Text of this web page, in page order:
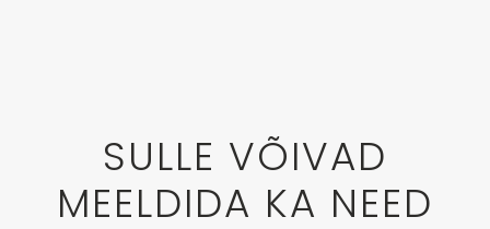
SULLE VÕIVAD
MEELDIDA KA NEED